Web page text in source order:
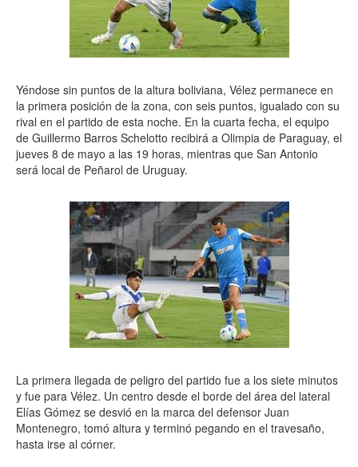
Yéndose sin puntos de la altura boliviana, Vélez permanece en
la primera posición de la zona, con seis puntos, igualado con su
rival en el partido de esta noche. En la cuarta fecha, el equipo
de Guillermo Barros Schelotto recibirá a Olimpia de Paraguay, el
jueves 8 de mayo a las 19 horas, mientras que San Antonio
será local de Peñarol de Uruguay.
La primera llegada de peligro del partido fue a los siete minutos
y fue para Vélez. Un centro desde el borde del área del lateral
Elías Gómez se desvió en la marca del defensor Juan
Montenegro, tomó altura y terminó pegando en el travesaño,
hasta irse al córner.